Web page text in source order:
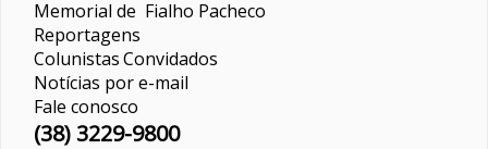
Memorial de Fialho Pacheco
Reportagens
ColunistasConvidados
Notícias por e-mail
Fale conosco
(38) 3229-9800